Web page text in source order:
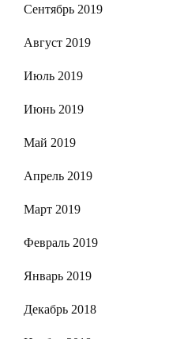
Сентябрь 2019
Август 2019
Июль 2019
Июнь 2019
Май 2019
Апрель 2019
Март 2019
Февраль 2019
Январь 2019
Декабрь 2018